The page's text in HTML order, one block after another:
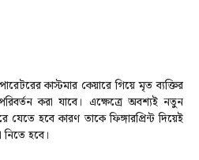
কাস্টমার কেয়ারে গিয়ে মৃত ব্যক্তির
করা যাবে। এক্ষেত্রে অবশ্যই নতুন
যেতে হবে কারণ তাকে ফিঙ্গারপ্রিন্ট দিয়েই
নিতে হবে।